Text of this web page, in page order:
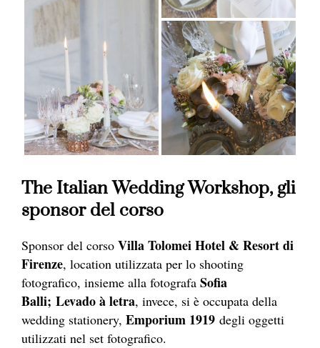
The Italian Wedding Workshop, gli
sponsor del corso
Sponsor del corso Villa Tolomei Hotel & Resort di
Firenze, location utilizzata per lo shooting
fotografico, insieme alla fotografa Sofia
Balli; Levado à letra, invece, si è occupata della
wedding stationery, Emporium 1919 degli oggetti
utilizzati nel set fotografico.